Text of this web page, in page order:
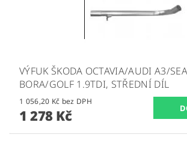
VÝFUK ŠKODA OCTAVIA/AUDI A3/
BORA/GOLF 1.9TDI, STŘEDNÍ DÍL
1 056,20 Kč bez DPH
1 278 Kč